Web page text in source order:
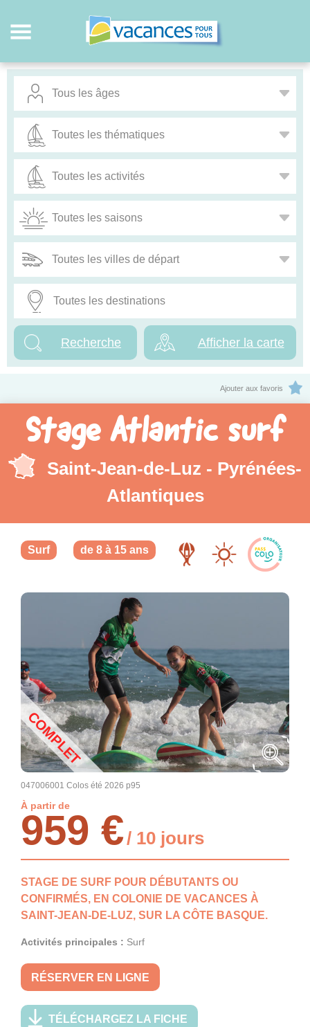
Afficher la carte
Ajouter aux favoris
Stage Atlantic surf
Saint-Jean-de-Luz - Pyrénées-
Atlantiques
Surf de 8 à 15 ans
COMPLET
047006001 Colos été 2026 p95
À partir de
959 €/ 10 jours
STAGE DE SURF POUR DÉBUTANTS OU
CONFIRMÉS, EN COLONIE DE VACANCES À
SAINT-JEAN-DE-LUZ, SUR LA CÔTE BASQUE.
Activités principales : Surf
RÉSERVER EN LIGNE
TÉLÉCHARGEZ LA FICHE